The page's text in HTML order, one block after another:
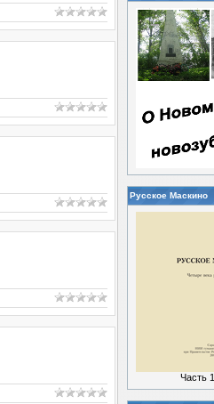
Русское Маскино
Часть 1